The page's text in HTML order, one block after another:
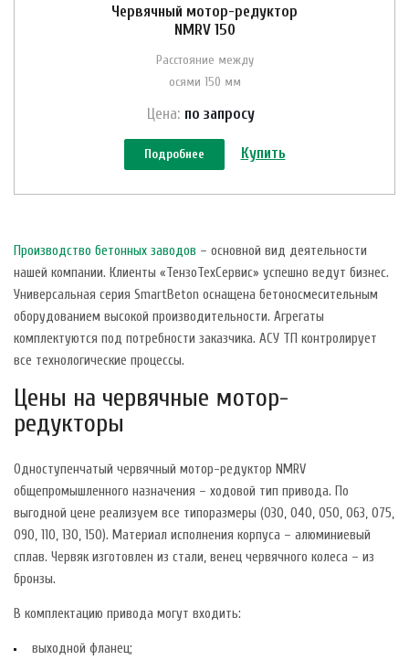
Червячный мотор-редуктор
NMRV 150
Расстояние между
осями 150 мм
Цена: по запросу
Подробнее Купить
Производство бетонных заводов – основной вид деятельности
нашей компании. Клиенты «ТензоТехСервис» успешно ведут бизнес.
Универсальная серия SmartBeton оснащена бетоносмесительным
оборудованием высокой производительности. Агрегаты
комплектуются под потребности заказчика. АСУ ТП контролирует
все технологические процессы.
Цены на червячные мотор-
редукторы
Одноступенчатый червячный мотор-редуктор NMRV
общепромышленного назначения – ходовой тип привода. По
выгодной цене реализуем все типоразмеры (030, 040, 050, 063, 075,
090, 110, 130, 150). Материал исполнения корпуса – алюминиевый
сплав. Червяк изготовлен из стали, венец червячного колеса – из
бронзы.
В комплектацию привода могут входить:
выходной фланец;